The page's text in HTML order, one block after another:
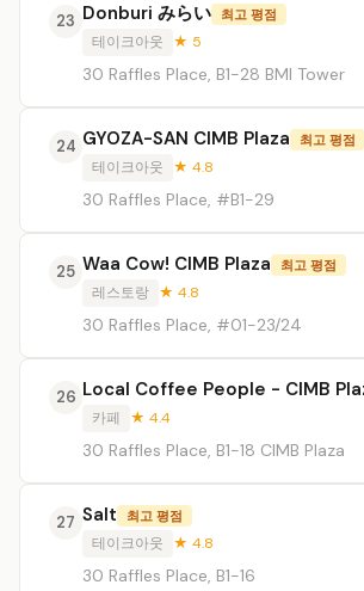
23 Donburi みらい 최고 평점
테이크아웃 ★ 5
30 Raffles Place, B1-28 BMI Tower
24 GYOZA-SAN CIMB Plaza 최고 평점
테이크아웃 ★ 4.8
30 Raffles Place, #B1-29
25 Waa Cow! CIMB Plaza 최고 평점
레스토랑 ★ 4.8
30 Raffles Place, #01-23/24
26 Local Coffee People - CIMB
카페 ★ 4.4
30 Raffles Place, B1-18 CIMB Plaza
27 Salt 최고 평점
테이크아웃 ★ 4.8
30 Raffles Place, B1-16